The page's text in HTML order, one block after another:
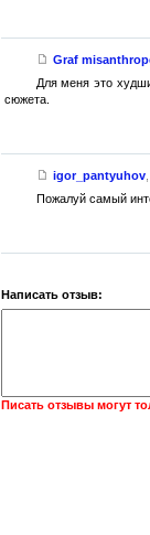
Graf
Для меня это
сюжета.
igor_pantyuhov,
Пожалуй самый
Написать отзыв:
Писать отзывы могут